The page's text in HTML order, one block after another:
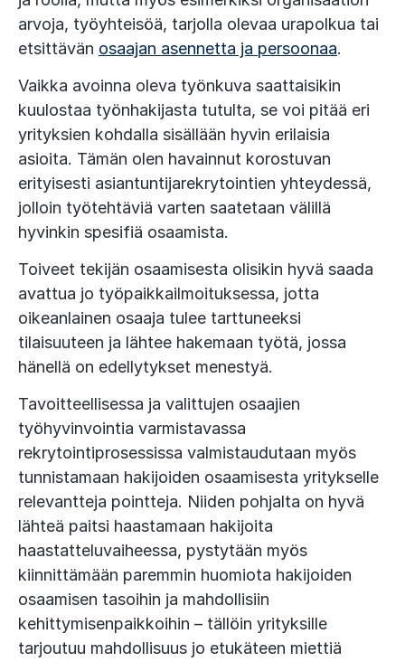
arvoja, työyhteisöä, tarjolla olevaa urapolkua tai
etsittävän osaajan asennetta ja persoonaa.
Vaikka avoinna oleva työnkuva saattaisikin
kuulostaa työnhakijasta tutulta, se voi pitää eri
yrityksien kohdalla sisällään hyvin erilaisia
asioita. Tämän olen havainnut korostuvan
erityisesti asiantuntijarekrytointien yhteydessä,
jolloin työtehtäviä varten saatetaan välillä
hyvinkin spesifiä osaamista.
Toiveet tekijän osaamisesta olisikin hyvä saada
avattua jo työpaikkailmoituksessa, jotta
oikeanlainen osaaja tulee tarttuneeksi
tilaisuuteen ja lähtee hakemaan työtä, jossa
hänellä on edellytykset menestyä.
Tavoitteellisessa ja valittujen osaajien
työhyvinvointia varmistavassa
rekrytointiprosessissa valmistaudutaan myös
tunnistamaan hakijoiden osaamisesta yritykselle
relevantteja pointteja. Niiden pohjalta on hyvä
lähteä paitsi haastamaan hakijoita
haastatteluvaiheessa, pystytään myös
kiinnittämään paremmin huomiota hakijoiden
osaamisen tasoihin ja mahdollisiin
kehittymisenpaikkoihin – tällöin yrityksille
tarjoutuu mahdollisuus jo etukäteen miettiä